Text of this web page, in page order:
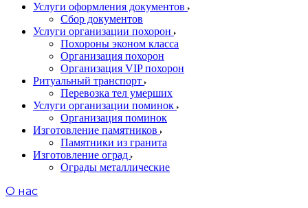
Услуги оформления документов
Сбор документов
Услуги организации похорон
Похороны эконом класса
Организация похорон
Организация VIP похорон
Ритуальный транспорт
Перевозка тел умерших
Услуги организации поминок
Организация поминок
Изготовление памятников
Памятники из гранита
Изготовление оград
Ограды металлические
О нас